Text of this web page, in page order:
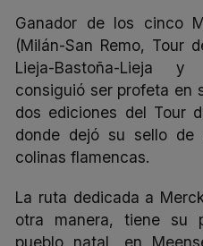
Ganador de los cinco
(Milán-San Remo, Tour
Lieja-Bastoña-Lieja
consiguió ser profeta en
dos ediciones del Tour
donde dejó su sello de
colinas flamencas.
La ruta dedicada a
otra manera, tiene su